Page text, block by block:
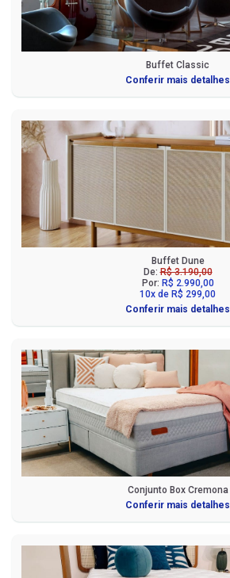
Buffet Classic
Conferir mais detalhes
Buffet Dune
De:R$ 3.190,00
Por: R$ 2.990,00
10x de R$ 299,00
Conferir mais detalhes
Conjunto Box Cremona
Conferir mais detalhes